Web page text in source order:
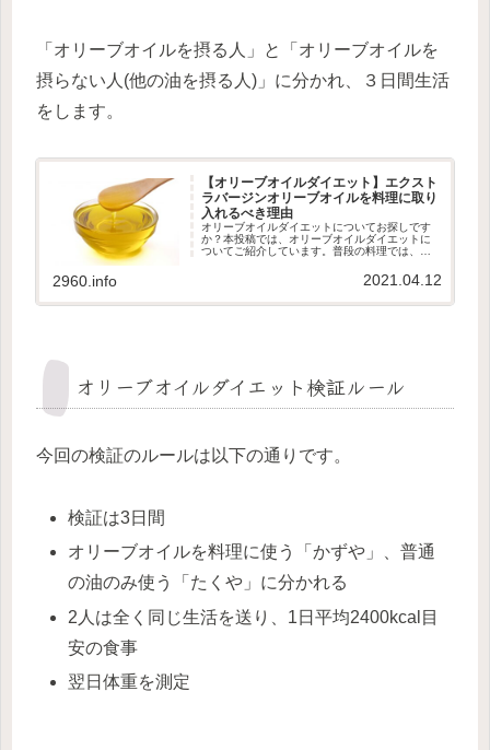
「オリーブオイルを摂る人」と「オリーブオイルを
摂らない人(他の油を摂る人)」に分かれ、３日間生活
をします。
【オリーブオイルダイエット】エクスト
ラバージンオリーブオイルを料理に取り
入れるべき理由
オリーブオイルダイエットについてお探しです
か？本投稿では、オリーブオイルダイエットに
ついてご紹介しています。普段の料理では、エ
ブオイルとはオリーブオイルは、オリーブの果
実から得られる油のことをいいま...
2960.info 2021.04.12
オリーブオイルダイエット検証ルール
今回の検証のルールは以下の通りです。
検証は3日間
オリーブオイルを料理に使う「かずや」、普通
の油のみ使う「たくや」に分かれる
2人は全く同じ生活を送り、1日平均2400kcal目
安の食事
翌日体重を測定